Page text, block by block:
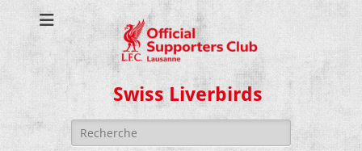
Swiss Liverbirds
Rechercher :